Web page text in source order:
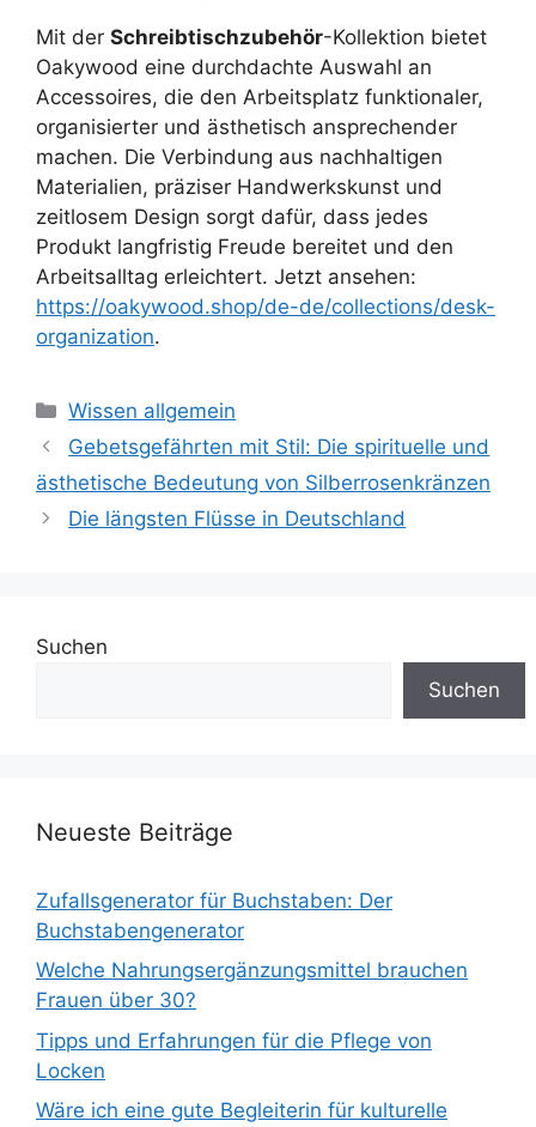
Mit der Schreibtischzubehör-Kollektion bietet
Oakywood eine durchdachte Auswahl an
Accessoires, die den Arbeitsplatz funktionaler,
organisierter und ästhetisch ansprechender
machen. Die Verbindung aus nachhaltigen
Materialien, präziser Handwerkskunst und
zeitlosem Design sorgt dafür, dass jedes
Produkt langfristig Freude bereitet und den
Arbeitsalltag erleichtert. Jetzt ansehen:
https://oakywood.shop/de-de/collections/desk-
organization.
Kategorien
Wissen allgemein
Gebetsgefährten mit Stil: Die spirituelle und
ästhetische Bedeutung von Silberrosenkränzen
Die längsten Flüsse in Deutschland
Suchen
Suchen
Neueste Beiträge
Zufallsgenerator für Buchstaben: Der
Buchstabengenerator
Welche Nahrungsergänzungsmittel brauchen
Frauen über 30?
Tipps und Erfahrungen für die Pflege von
Locken
Wäre ich eine gute Begleiterin für kulturelle